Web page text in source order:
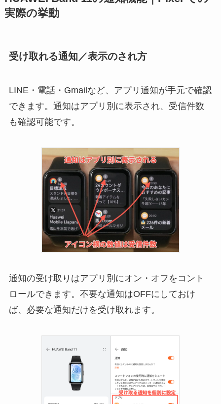
実際の挙動
受け取れる通知／表示のされ方
LINE・電話・Gmailなど、アプリ通知が手元で確認
できます。通知はアプリ別に表示され、受信件数
も確認可能です。
通知の受け取りはアプリ別にオン・オフをコント
ロールできます。不要な通知はOFFにしておけ
ば、必要な通知だけを受け取れます。